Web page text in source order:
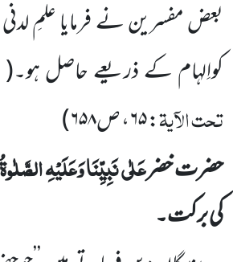
بعض مفسرین نے فرمایا علمِ
کواِلہام کے ذریعے حاصل ہو۔(
تحت الآیۃ: ۶۵، ص۶۵۸
)
حضرت خضرعَلٰی نَبِیِّنَا وَعَلَیْہِ
کی برکت۔